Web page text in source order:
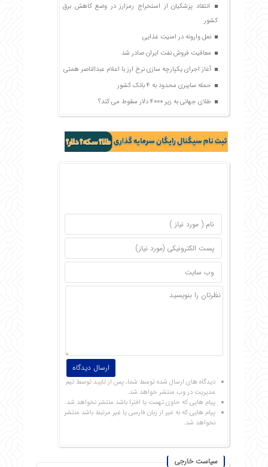
انتقاد پزشکیان از استخراج رمزارز در وضع کاهش برق
کشور
نعل وارونه در امنیت غذایی
معافیت فروش نفت ایران صادر شد
آغاز اجرای یکپارچه سازی نرخ ارز با اعلام عبدالناصر همتی
حمله سایبری محدود به 4 بانک کشور
طلای جهانی به زیر 4000 دلار سقوط می کند؟
دیدگاه های ارسال شده توسط شما، پس از تایید توسط تیم
مدیریت در وب منتشر خواهد شد.
پیام هایی که حاوی تهمت یا افترا باشد منتشر نخواهد شد.
پیام هایی که به غیر از زبان فارسی یا غیر مرتبط باشد منتشر
نخواهد شد.
سیاست خارجی